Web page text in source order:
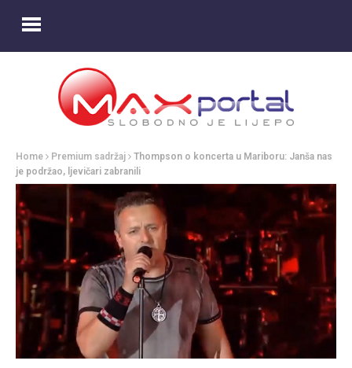
Home Premium sadržaj
Thompson o koncerta u Mariboru: Janša nas
je podržao, ljevičari zabranili